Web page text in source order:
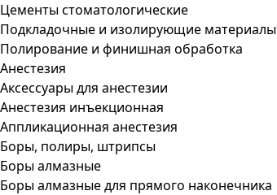
Цементы стоматологические
Подкладочные и изолирующие материалы
Полирование и финишная обработка
Анестезия
Аксессуары для анестезии
Анестезия инъекционная
Аппликационная анестезия
Боры, полиры, штрипсы
Боры алмазные
Боры алмазные для прямого наконечника